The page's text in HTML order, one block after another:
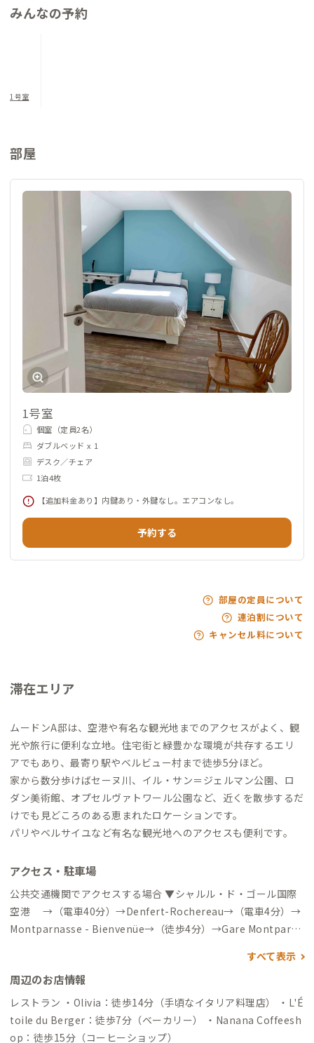
みんなの予約
1号室
部屋
1号室
個室（定員2名）
ダブルベッド x 1
デスク／チェア
1泊4枚
【追加料金あり】内鍵あり・外鍵なし。エアコンなし。
予約する
部屋の定員について
連泊割について
キャンセル料について
滞在エリア
ムードンA邸は、空港や有名な観光地までのアクセスがよく、観
光や旅行に便利な立地。住宅街と緑豊かな環境が共存するエリ
アでもあり、最寄り駅やベルビュー村まで徒歩5分ほど。
家から数分歩けばセーヌ川、イル・サン＝ジェルマン公園、ロ
ダン美術館、オプセルヴァトワール公園など、近くを散歩するだ
けでも見どころのある恵まれたロケーションです。
パリやベルサイユなど有名な観光地へのアクセスも便利です。
アクセス・駐車場
公共交通機関でアクセスする場合 ▼シャルル・ド・ゴール国際
空港 →（電車40分）→Denfert-Rochereau→（電車4分）→
Montparnasse - Bienvenüe→（徒歩4分）→Gare Montparna
パリ＝オルリー空港から →（徒歩17分）→Aéroport D’orly
→（電車7分）→Antony→（バス16分）→Robinson RER→
（バス39分）→Gare de Sèvres - Rive Gauche→（徒歩5分）→
到着 自動車でアクセスする場合 ▼パリ＝オルリー空港から →
（一般道30分）→到着
すべて表示
周辺のお店情報
レストラン ・Olivia：徒歩14分（手頃なイタリア料理店） ・L'É
toile du Berger：徒歩7分（ベーカリー） ・Nanana Coffeesh
op：徒歩15分（コーヒーショップ）